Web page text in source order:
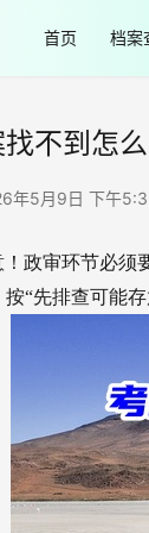
首页 档案
不到怎
年5月9日 下午
政审环节必须
“先排查可能